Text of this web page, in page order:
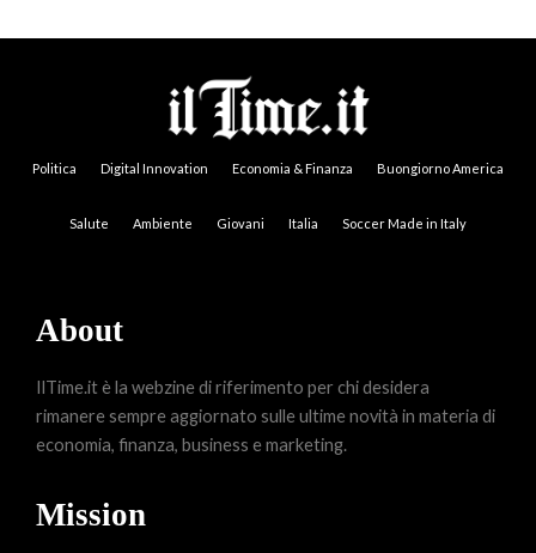
Politica Digital Innovation Economia & Finanza Buongiorno America
Salute Ambiente Giovani Italia Soccer Made in Italy
About
IlTime.it è la webzine di riferimento per chi desidera
rimanere sempre aggiornato sulle ultime novità in materia di
economia, finanza, business e marketing.
Mission